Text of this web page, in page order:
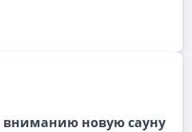
новую сауну